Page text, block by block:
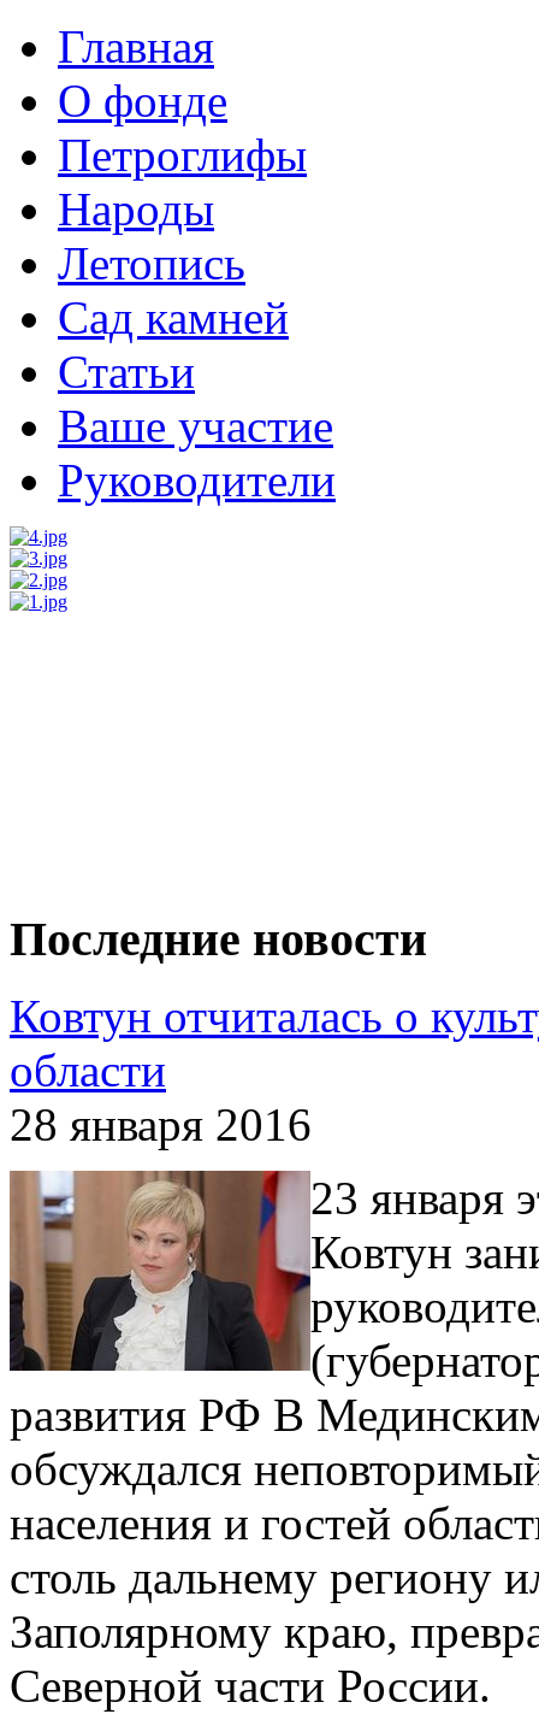
Главная
О фонде
Петроглифы
Народы
Летопись
Сад камней
Статьи
Ваше участие
Руководители
Последние новости
Ковтун отчиталась о
области
28 января 2016
23 января
Ковтун
развития РФ В
обсуждался
населения и гостей
столь дальнему региону
Заполярному краю,
Северной части России.